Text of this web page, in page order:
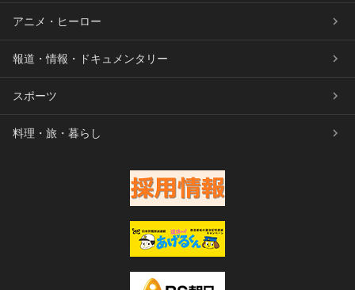
アニメ・ヒーロー
報道・情報・ドキュメンタリー
スポーツ
料理・旅・暮らし